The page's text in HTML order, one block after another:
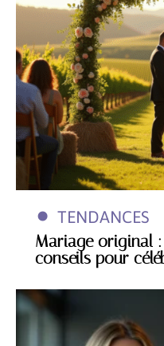
TENDANCES
Mariage original
conseils pour